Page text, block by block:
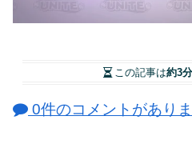
この記事は約3分
0件のコメントがあり